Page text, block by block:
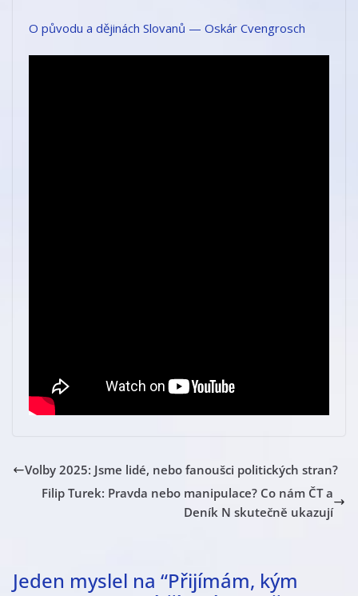
O původu a dějinách Slovanů — Oskár Cvengrosch
Volby 2025: Jsme lidé, nebo fanoušci politických stran?
Filip Turek: Pravda nebo manipulace? Co nám ČT a
Deník N skutečně ukazují
Jeden myslel na “Přijímám, kým